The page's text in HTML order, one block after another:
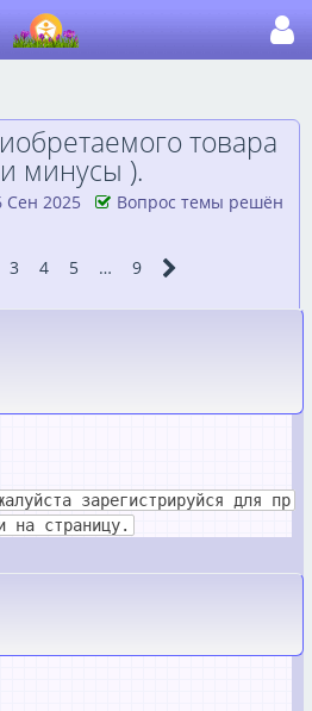
товара
минусы ).
Сен 2025 Вопрос темы решён
3 4 5 … 9
зарегистрируйся для пр
на страницу.